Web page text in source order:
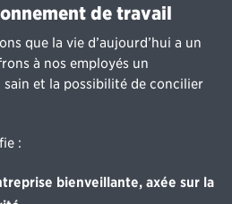
de travail
que la vie d’aujourd’hui a un
à nos employés un
et la possibilité de concilier
:
bienveillante, axée sur la